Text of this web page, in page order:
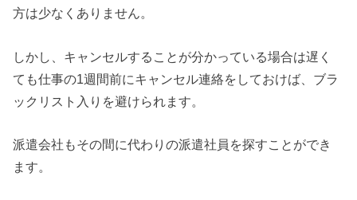
方は少なくありません。
しかし、キャンセルすることが分かっている場合は遅く
ても仕事の1週間前にキャンセル連絡をしておけば、ブラ
ックリスト入りを避けられます。
派遣会社もその間に代わりの派遣社員を探すことができ
ます。